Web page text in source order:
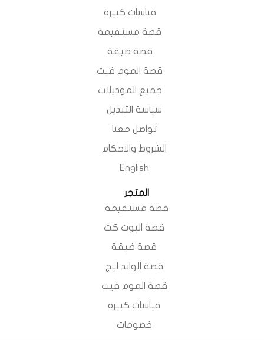
قياسات كبيرة
قصة مستقيمة
قصة ضيقة
قصة الموم فيت
جميع الموديلات
سياسة التبديل
تواصل معنا
الشروط والاحكام
English
المتجر
قصة مستقيمة
قصة البوت كت
قصة ضيقة
قصة الوايد ليج
قصة الموم فيت
قياسات كبيرة
خصومات